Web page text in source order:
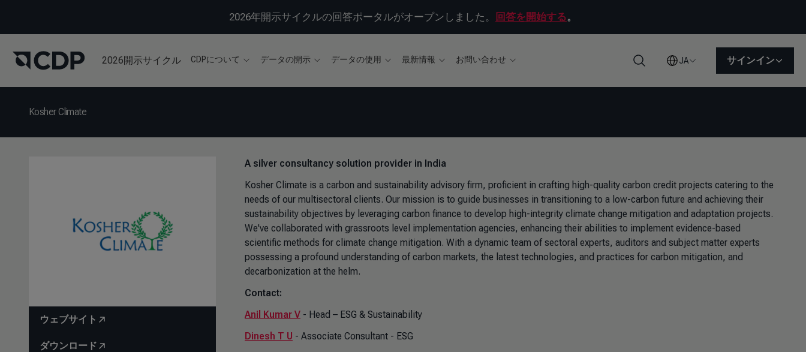
2026年開示サイクルの回答ポータルがオープンしました。 回答を開始する。
2026開示サイクル CDPについて データの開示 データの使用 最新情報 お問い合わせ
検索
JA サインイン
Kosher Climate
ウェブサイト
ダウンロード
A silver consultancy solution provider in India
Kosher Climate is a carbon and sustainability advisory firm, proficient in crafting high-quality carbon credit projects catering to the
needs of our multisectoral clients. Our mission is to guide businesses in transitioning to a low-carbon future and achieving their
sustainability objectives by leveraging carbon finance to develop high-integrity climate change mitigation and adaptation projects.
We've collaborated with grassroots level implementation agencies, enhancing their abilities to implement evidence-based
scientific methods for climate change mitigation. With a dynamic team of sectoral experts, auditors and subject matter experts
possessing a profound understanding of carbon markets, the latest technologies, and practices for carbon mitigation, and
decarbonization at the helm.
Contact:
Anil Kumar V - Head – ESG & Sustainability
Dinesh T U - Associate Consultant - ESG